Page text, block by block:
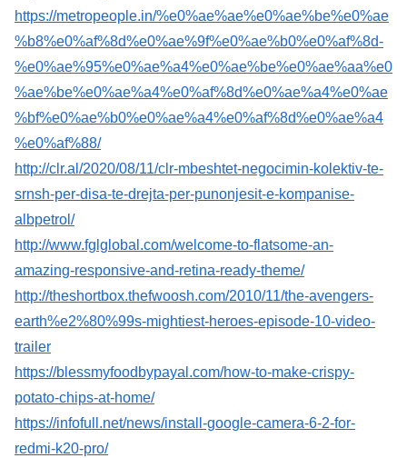
https://metropeople.in/%e0%ae%ae%e0%ae%be%e0%ae
%b8%e0%af%8d%e0%ae%9f%e0%ae%b0%e0%af%8d-
%e0%ae%95%e0%ae%a4%e0%ae%be%e0%ae%aa%e0
%ae%be%e0%ae%a4%e0%af%8d%e0%ae%a4%e0%ae
%bf%e0%ae%b0%e0%ae%a4%e0%af%8d%e0%ae%a4
%e0%af%88/
http://clr.al/2020/08/11/clr-mbeshtet-negocimin-kolektiv-te-
srnsh-per-disa-te-drejta-per-punonjesit-e-kompanise-
albpetrol/
http://www.fglglobal.com/welcome-to-flatsome-an-
amazing-responsive-and-retina-ready-theme/
http://theshortbox.thefwoosh.com/2010/11/the-avengers-
earth%e2%80%99s-mightiest-heroes-episode-10-video-
trailer
https://blessmyfoodbypayal.com/how-to-make-crispy-
potato-chips-at-home/
https://infofull.net/news/install-google-camera-6-2-for-
redmi-k20-pro/